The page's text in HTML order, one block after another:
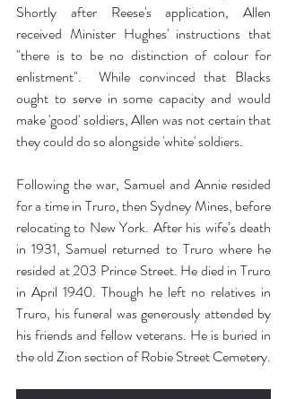
Shortly after Reese's application, Allen
received Minister Hughes' instructions that
"there is to be no distinction of colour for
enlistment".  While convinced that Blacks
ought to serve in some capacity and would
make 'good' soldiers, Allen was not certain that
they could do so alongside 'white' soldiers.
Following the war, Samuel and Annie resided
for a time in Truro, then Sydney Mines, before
relocating to New York. After his wife’s death
in 1931, Samuel returned to Truro where he
resided at 203 Prince Street. He died in Truro
in April 1940. Though he left no relatives in
Truro, his funeral was generously attended by
his friends and fellow veterans. He is buried in
the old Zion section of Robie Street Cemetery.